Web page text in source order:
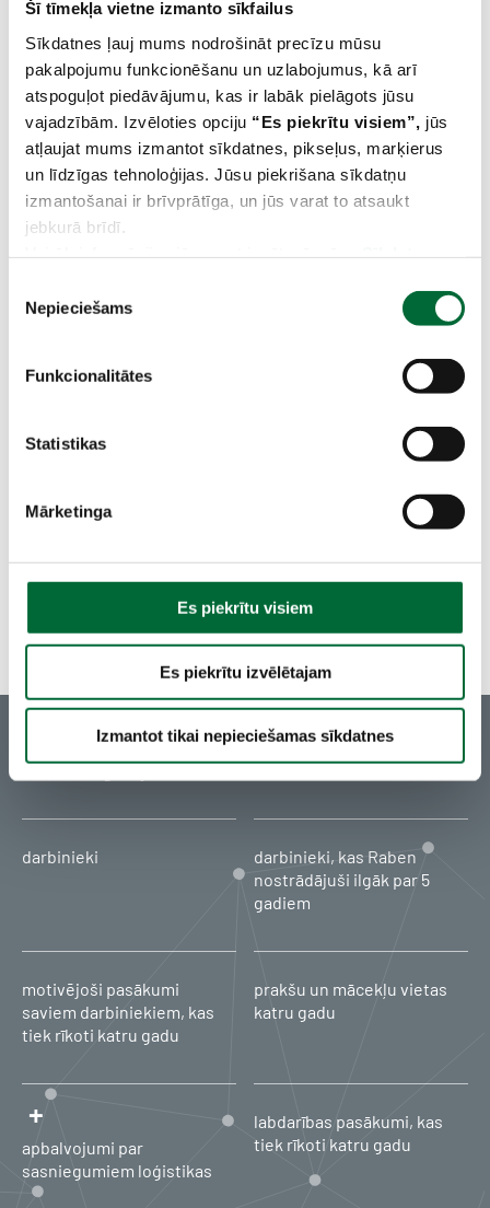
Šī tīmekļa vietne izmanto sīkfailus
Sīkdatnes ļauj mums nodrošināt precīzu mūsu
pakalpojumu funkcionēšanu un uzlabojumus, kā arī
atspoguļot piedāvājumu, kas ir labāk pielāgots jūsu
vajadzībām. Izvēloties opciju “Es piekrītu visiem”,
jūs
atļaujat mums izmantot sīkdatnes, pikseļus, marķierus
un līdzīgas tehnoloģijas. Jūsu piekrišana sīkdatņu
izmantošanai ir brīvprātīga, un jūs varat to atsaukt
jebkurā brīdī.
Nepieciešams
Funkcionalitātes
Statistikas
Mārketinga
Es piekrītu visiem
Es piekrītu izvēlētajam
Izmantot tikai nepieciešamas sīkdatnes
Atrodiet savu darba piedāvājumu un
dzinējspēku
Amats
Nav piedāvājumu
Raben grupa skaitļos
darbinieki
darbinieki, kas Raben
nostrādājuši ilgāk par 5
gadiem
motivējoši pasākumi
saviem darbiniekiem, kas
tiek rīkoti katru gadu
prakšu un mācekļu vietas
katru gadu
+
apbalvojumi par
sasniegumiem loģistikas
labdarības pasākumi, kas
tiek rīkoti katru gadu